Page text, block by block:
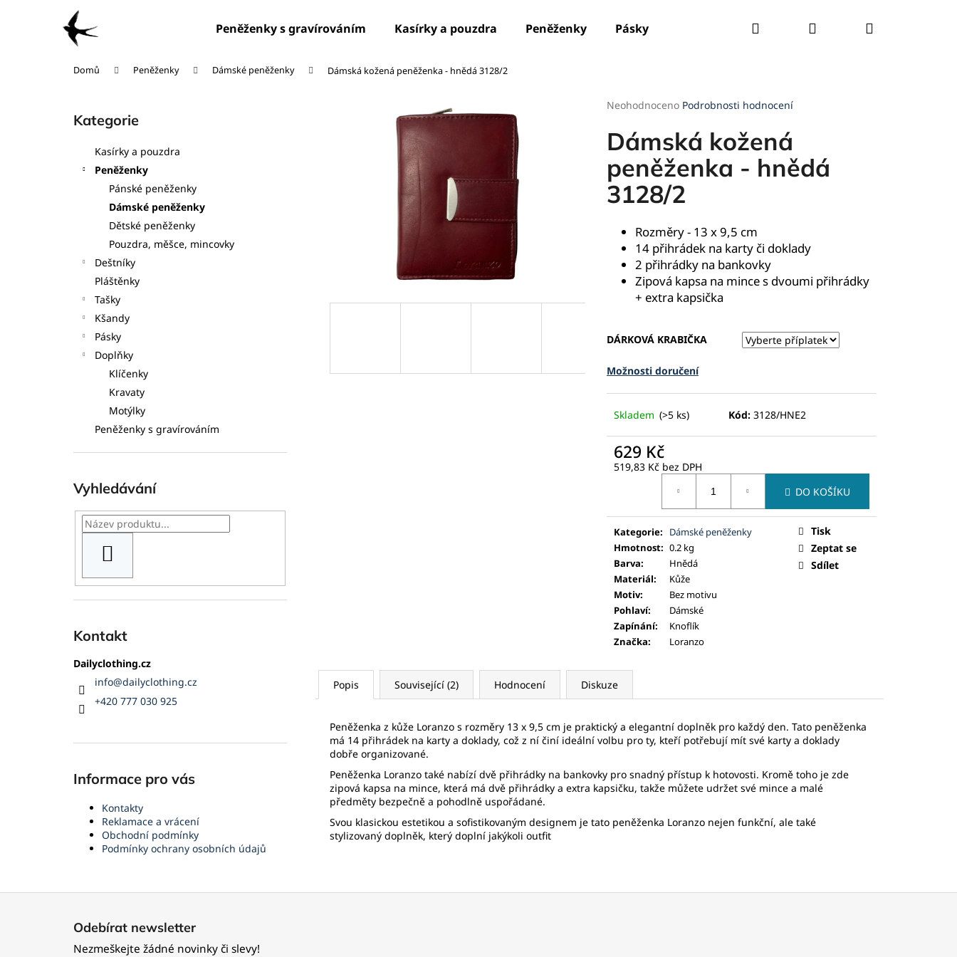
Peněženky s gravírováním Kasírky a pouzdra Peněženky Pásky Kšandy Deštníky
Hledat PřihlášeníNákupní
Domů Peněženky Dámské peněženky Dámská kožená peněženka - hnědá 3128/2
Přeskočit
kategorie
Kategorie
Kasírky a pouzdra
Peněženky
Pánské peněženky
Dámské peněženky
Dětské peněženky
Pouzdra, měšce, mincovky
Deštníky
Pláštěnky
Tašky
Kšandy
Pásky
Doplňky
Klíčenky
Kravaty
Motýlky
Peněženky s gravírováním
Vyhledávání
Kontakt
Dailyclothing.cz
info@dailyclothing.cz
+420 777 030 925
Informace pro vás
Kontakty
Reklamace a vrácení
Obchodní podmínky
Podmínky ochrany osobních údajů
Průměrné
produktu
je
5
hvězdiček.
Neohodnoceno Podrobnosti hodnocení
Dámská kožená
peněženka - hnědá
3128/2
Rozměry - 13 x 9,5 cm
14 přihrádek na karty či doklady
2 přihrádky na bankovky
Zipová kapsa na mince s dvoumi přihrádky
+ extra kapsička
DÁRKOVÁ KRABIČKA
Možnosti doručení
Skladem (>5 ks) Kód: 3128/HNE2
629 Kč
519,83 Kč bez DPH
DO KOŠÍKU
Kategorie:
Dámské peněženky
Hmotnost: 0.2 kg
Barva:
Hnědá
Materiál:
Kůže
Motiv:
Bez motivu
Pohlaví:
Dámské
Zapínání:
Knoflík
Značka: Loranzo
Tisk
Zeptat se
Sdílet
Popis Související (2) Hodnocení Diskuze
Peněženka z kůže Loranzo s rozměry 13 x 9,5 cm je praktický a elegantní doplněk pro každý den. Tato peněženka
má 14 přihrádek na karty a doklady, což z ní činí ideální volbu pro ty, kteří potřebují mít své karty a doklady
dobře organizované.
Peněženka Loranzo také nabízí dvě přihrádky na bankovky pro snadný přístup k hotovosti. Kromě toho je zde
zipová kapsa na mince, která má dvě přihrádky a extra kapsičku, takže můžete udržet své mince a malé
předměty bezpečně a pohodlně uspořádané.
Svou klasickou estetikou a sofistikovaným designem je tato peněženka Loranzo nejen funkční, ale také
stylizovaný doplněk, který doplní jakýkoli outfit
Zpět
Zpět
Co potřebujete najít?
HLEDAT
Doporučujeme
Odebírat newsletter
Nezmeškejte žádné novinky či slevy!